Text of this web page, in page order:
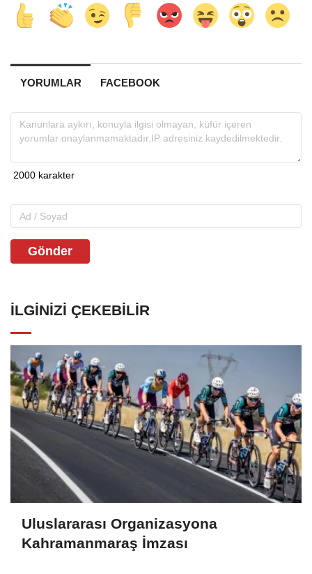
YORUMLAR FACEBOOK
Gönder
İLGINIZI ÇEKEBILIR
Uluslararası Organizasyona
Kahramanmaraş İmzası